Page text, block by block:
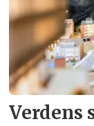
Verdens